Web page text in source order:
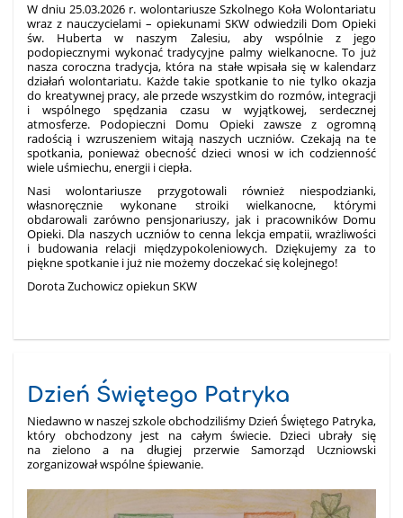
W dniu 25.03.2026 r. wolontariusze Szkolnego Koła Wolontariatu
wraz z nauczycielami – opiekunami SKW odwiedzili Dom Opieki
św. Huberta w naszym Zalesiu, aby wspólnie z jego
podopiecznymi wykonać tradycyjne palmy wielkanocne.To już
nasza coroczna tradycja, która na stałe wpisała się w kalendarz
działań wolontariatu. Każde takie spotkanie to nie tylko okazja
do kreatywnej pracy, ale przede wszystkim do rozmów, integracji
i wspólnego spędzania czasu w wyjątkowej, serdecznej
atmosferze. Podopieczni Domu Opieki zawsze z ogromną
radością i wzruszeniem witają naszych uczniów. Czekają na te
spotkania, ponieważ obecność dzieci wnosi w ich codzienność
wiele uśmiechu, energii i ciepła.
Nasi wolontariusze przygotowali również niespodzianki,
własnoręcznie wykonane stroiki wielkanocne, którymi
obdarowali zarówno pensjonariuszy, jak i pracowników Domu
Opieki. Dla naszych uczniów to cenna lekcja empatii, wrażliwości
i budowania relacji międzypokoleniowych. Dziękujemy za to
piękne spotkanie i już nie możemy doczekać się kolejnego!
Dorota Zuchowicz opiekun SKW
Dzień Świętego Patryka
Niedawno w naszej szkole obchodziliśmy Dzień Świętego Patryka,
który obchodzony jest na całym świecie. Dzieci ubrały się
na zielono a na długiej przerwie Samorząd Uczniowski
zorganizował wspólne śpiewanie.